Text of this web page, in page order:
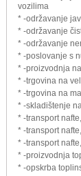
vozilima
* -održavanje
* -održavanje
* -održavanje
* -poslovanje s
* -proizvodnja
* -trgovina na
* -trgovina na
* -skladištenje
* -transport
* -transport
* -transport
* -proizvodnja
* -opskrba